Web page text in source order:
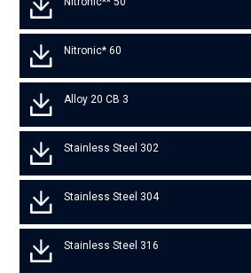
Nitronic* 60
Alloy 20 CB 3
Stainless Steel 302
Stainless Steel 304
Stainless Steel 316